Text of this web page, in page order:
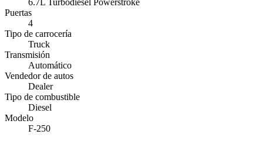
Puertas
4
Tipo de carrocería
Truck
Transmisión
Automático
Vendedor de autos
Dealer
Tipo de combustible
Diesel
Modelo
F-250